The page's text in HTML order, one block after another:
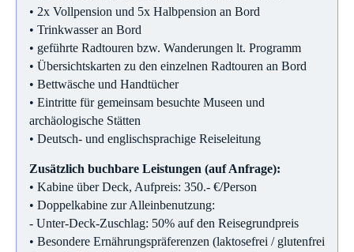
• 2x Vollpension und 5x Halbpension an Bord
• Trinkwasser an Bord
• geführte Radtouren bzw. Wanderungen lt. Programm
• Übersichtskarten zu den einzelnen Radtouren an Bord
• Bettwäsche und Handtücher
• Eintritte für gemeinsam besuchte Museen und
archäologische Stätten
• Deutsch- und englischsprachige Reiseleitung
Zusätzlich buchbare Leistungen (auf Anfrage):
• Kabine über Deck, Aufpreis: 350.- €/Person
• Doppelkabine zur Alleinbenutzung:
- Unter-Deck-Zuschlag: 50% auf den Reisegrundpreis
• Besondere Ernährungspräferenzen (laktosefrei / glutenfrei